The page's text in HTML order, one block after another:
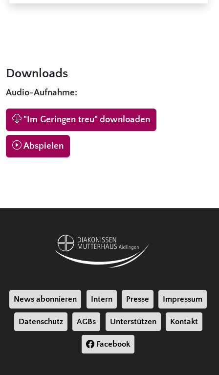
Downloads
Audio-Aufnahme:
"Im Geringen treu" downloaden
Abspielen
News abonnieren Intern Presse Impressum
Datenschutz AGBs Unterstützen Kontakt
Facebook